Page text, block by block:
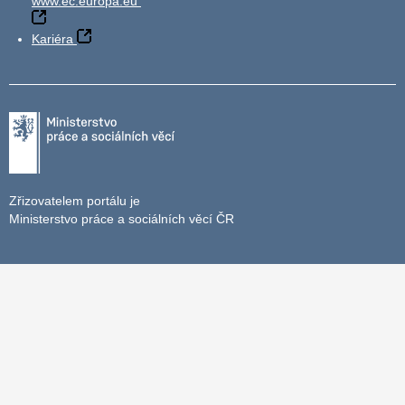
Kariéra
Zřizovatelem portálu je
Ministerstvo práce a sociálních věcí ČR